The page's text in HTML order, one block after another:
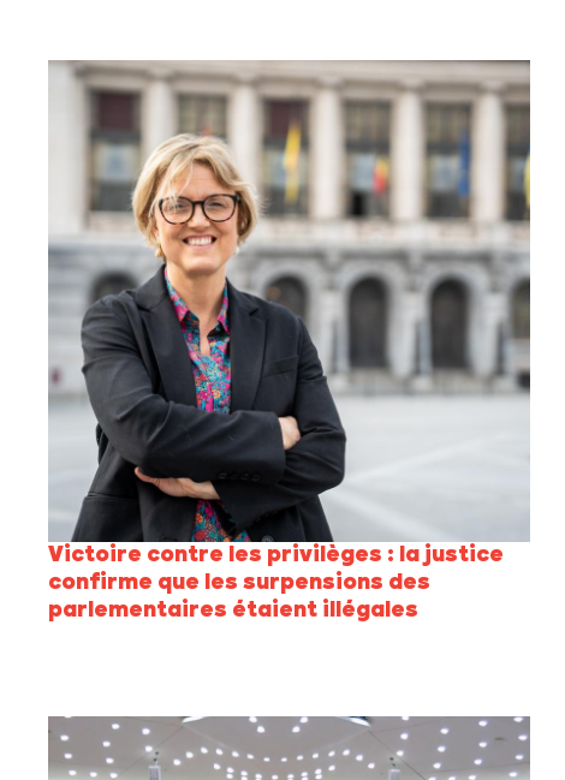
Victoire contre les privilèges : la justice
confirme que les surpensions des
parlementaires étaient illégales